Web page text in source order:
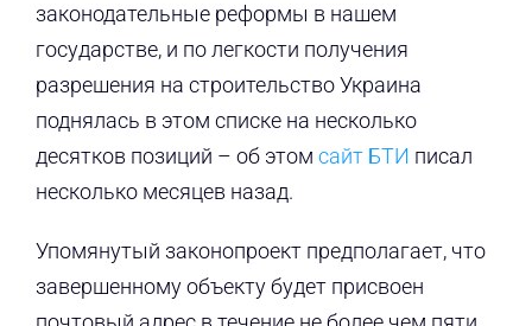
законодательные реформы в нашем
государстве, и по легкости получения
разрешения на строительство Украина
поднялась в этом списке на несколько
десятков позиций – об этом сайт БТИ писал
несколько месяцев назад.
Упомянутый законопроект предполагает, что
завершенному объекту будет присвоен